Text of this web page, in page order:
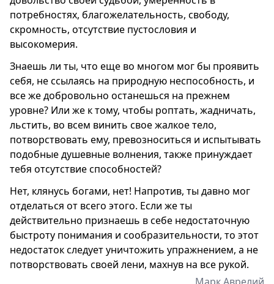
потребностях, благожелательность, свободу,
скромность, отсутствие пустословия и
высокомерия.
Знаешь ли ты, что еще во многом мог бы проявить
себя, не ссылаясь на природную неспособность, и
все же добровольно останешься на прежнем
уровне? Или же к тому, чтобы роптать, жадничать,
льстить, во всем винить свое жалкое тело,
потворствовать ему, превозноситься и испытывать
подобные душевные волнения, также принуждает
тебя отсутствие способностей?
Нет, клянусь богами, нет! Напротив, ты давно мог
отделаться от всего этого. Если же ты
действительно признаешь в себе недостаточную
быстроту понимания и сообразительности, то этот
недостаток следует уничтожить упражнением, а не
потворствовать своей лени, махнув на все рукой.
Марк Аврелий